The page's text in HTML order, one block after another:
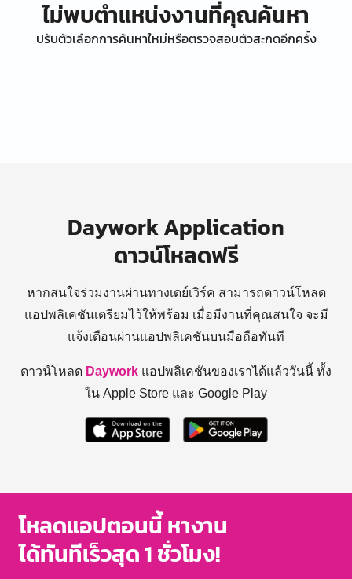
ไม่พบตำแหน่งงานที่คุณค้นหา
ปรับตัวเลือกการค้นหาใหม่หรือตรวจสอบตัวสะกดอีกครั้ง
Daywork Application
ดาวน์โหลดฟรี
หากสนใจร่วมงานผ่านทางเดย์เวิร์ค สามารถดาวน์โหลด
แอปพลิเคชันเตรียมไว้ให้พร้อม เมื่อมีงานที่คุณสนใจ จะมี
แจ้งเตือนผ่านแอปพลิเคชันบนมือถือทันที
ดาวน์โหลด Daywork แอปพลิเคชันของเราได้แล้ววันนี้ ทั้ง
ใน Apple Store และ Google Play
โหลดแอปตอนนี้ หางาน
ได้ทันทีเร็วสุด 1 ชั่วโมง!